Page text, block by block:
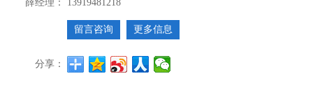
薛经理：
13919481218
留言咨询 更多信息
分享：